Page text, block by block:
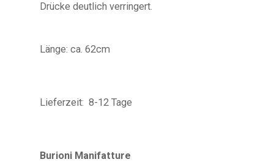
Drücke deutlich verringert.
Länge: ca. 62cm
Lieferzeit: 8-12 Tage
Burioni Manifatture